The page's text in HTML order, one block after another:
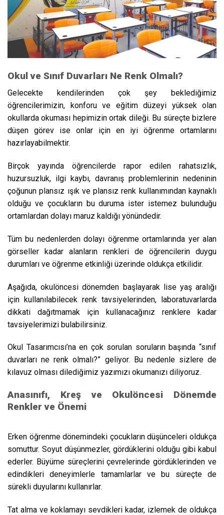
Okul ve Sınıf Duvarları Ne Renk Olmalı?
Gelecekte kendilerinden çok şey beklediğimiz
öğrencilerimizin, konforu ve eğitim düzeyi yüksek olan
okullarda okuması hepimizin ortak dileği. Bu süreçte bizlere
düşen görev ise onlar için en iyi öğrenme ortamlarını
hazırlayabilmektir.
Birçok yayında öğrencilerde rapor edilen rahatsızlık,
huzursuzluk, ilgi kaybı, davranış problemlerinin nedeninin
çoğunun plansız ışık ve plansız renk kullanımından kaynaklı
olduğu ve çocukların bu duruma ister istemez bulunduğu
ortamlardan dolayı maruz kaldığı yönündedir.
Tüm bu nedenlerden dolayı öğrenme ortamlarında yer alan
görseller kadar alanların renkleri de öğrencilerin duygu
durumları ve öğrenme etkinliği üzerinde oldukça etkilidir.
Aşağıda, okulöncesi dönemden başlayarak lise yaş aralığı
için kullanılabilecek renk tavsiyelerinden, laboratuvarlarda
dikkati dağıtmamak için kullanacağınız renklere kadar
tavsiyelerimizi bulabilirsiniz.
Okul Tasarımcısı’na en çok sorulan soruların başında “sınıf
duvarları ne renk olmalı?” geliyor. Bu nedenle sizlere de
kılavuz olması dilediğimiz yazımızı okumanızı diliyoruz.
Anasınıfı, Kreş ve Okulöncesi Dönemde
Renkler ve Önemi
Erken öğrenme dönemindeki çocukların düşünceleri oldukça
somuttur. Soyut düşünmezler, gördüklerini olduğu gibi kabul
ederler. Büyüme süreçlerini çevrelerinde gördüklerinden ve
edindikleri deneyimlerle tamamlarlar ve bu süreçte de
sürekli duyularını kullanırlar.
Tat alma ve koklamayı sevdikleri kadar, izlemek de oldukça